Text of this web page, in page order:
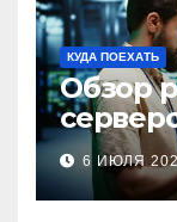
КУДА ПОЕХАТЬ
Обзор
6 ИЮЛЯ